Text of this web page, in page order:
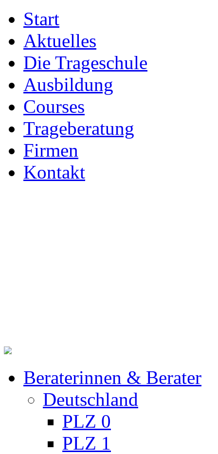
Start
Aktuelles
Die Trageschule
Ausbildung
Courses
Trageberatung
Firmen
Kontakt
Beraterinnen & Berater
Deutschland
PLZ 0
PLZ 1